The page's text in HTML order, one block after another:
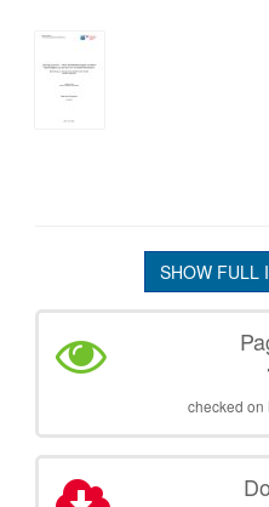
SHOW FULL
checked on